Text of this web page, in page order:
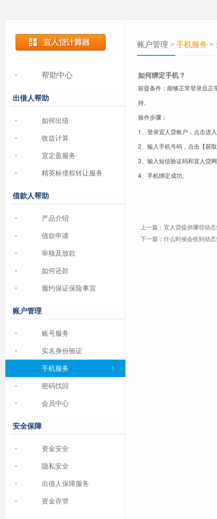
帮助中心
出借人帮助
如何出借
收益计算
宜定盈服务
精英标债权转让服务
借款人帮助
产品介绍
借款申请
审核及放款
如何还款
履约保证保险事宜
账户管理
账号服务
实名身份验证
手机服务
密码找回
会员中心
安全保障
资金安全
隐私安全
出借人保障服务
资金存管
账户管理 > 手机服务 >
如何绑定手机？
前提条件：能够正常登录且正
持。
操作步骤：
1、登录宜人贷账户，点击进
2、输入手机号码，点击【获
3、输入短信验证码和宜人贷
4、手机绑定成功。
上一篇： 宜人贷提供哪些动
下一篇： 什么时候会收到动